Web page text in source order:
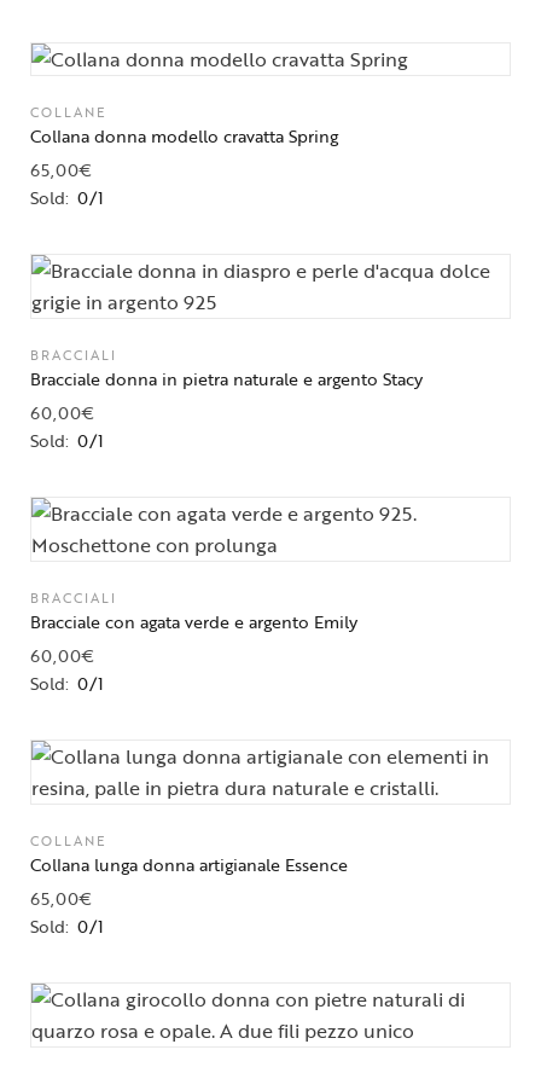
COLLANE
Collana donna modello cravatta Spring
65,00€
Sold: 0/1
BRACCIALI
Bracciale donna in pietra naturale e argento Stacy
60,00€
Sold: 0/1
BRACCIALI
Bracciale con agata verde e argento Emily
60,00€
Sold: 0/1
COLLANE
Collana lunga donna artigianale Essence
65,00€
Sold: 0/1